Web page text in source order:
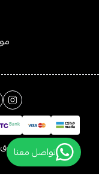
تواصل معنا